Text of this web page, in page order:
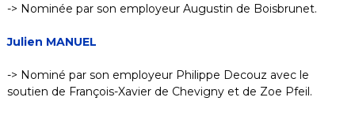
-> Nominée par son employeur Augustin de Boisbrunet.
Julien MANUEL
-> Nominé par son employeur Philippe Decouz avec le
soutien de François-Xavier de Chevigny et de Zoe Pfeil.